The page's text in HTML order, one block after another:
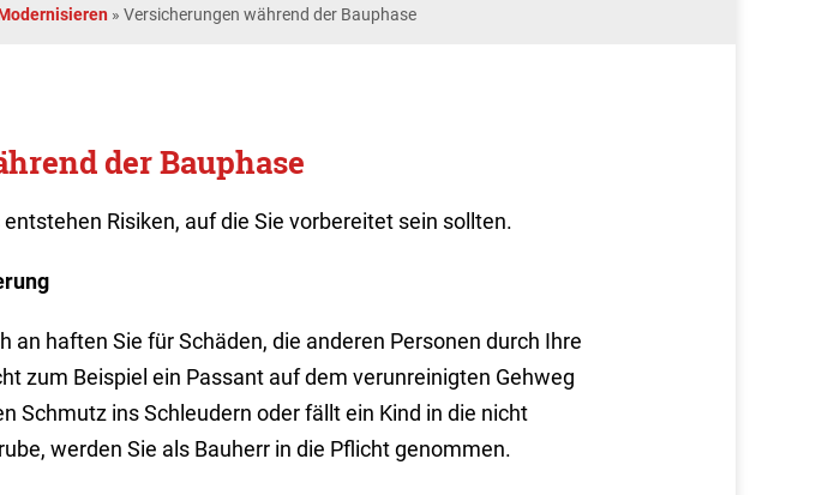
» Versicherungen während der Bauphase
der Bauphase
Risiken, auf die Sie vorbereitet sein sollten.
an haften Sie für Schäden, die anderen Personen durch Ihre
zum Beispiel ein Passant auf dem verunreinigten Gehweg
Schmutz ins Schleudern oder fällt ein Kind in die nicht
werden Sie als Bauherr in die Pflicht genommen.